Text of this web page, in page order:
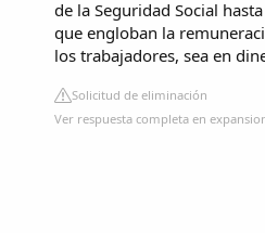
de la Seguridad Social
que engloban la
los trabajadores, sea en
Solicitud de eliminación
Ver respuesta completa en